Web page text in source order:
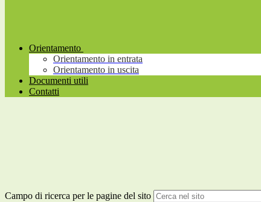
Orientamento
Orientamento in entrata
Orientamento in uscita
Documenti utili
Contatti
Campo di ricerca per le pagine del sito